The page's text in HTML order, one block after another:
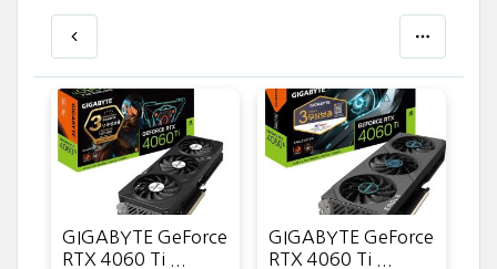
GIGABYTE GeForce
RTX 4060 Ti ...
GIGABYTE GeForce
RTX 4060 Ti ...